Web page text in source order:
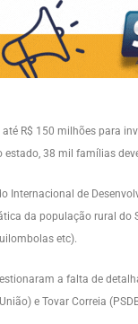
R$ 150 milhões para
38 mil famílias
de
da população rural
etc).
a falta de
e Tovar Correia